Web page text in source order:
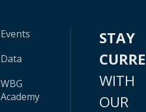
Events
Data
WBG
Academy
STAY
WITH
OUR